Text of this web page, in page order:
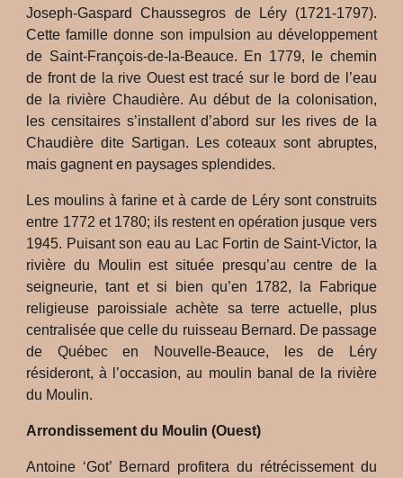
Joseph-Gaspard Chaussegros de Léry (1721-1797).
Cette famille donne son impulsion au développement
de Saint-François-de-la-Beauce. En 1779, le chemin
de front de la rive Ouest est tracé sur le bord de l’eau
de la rivière Chaudière. Au début de la colonisation,
les censitaires s’installent d’abord sur les rives de la
Chaudière dite Sartigan. Les coteaux sont abruptes,
mais gagnent en paysages splendides.
Les moulins à farine et à carde de Léry sont construits
entre 1772 et 1780; ils restent en opération jusque vers
1945. Puisant son eau au Lac Fortin de Saint-Victor, la
rivière du Moulin est située presqu’au centre de la
seigneurie, tant et si bien qu’en 1782, la Fabrique
religieuse paroissiale achète sa terre actuelle, plus
centralisée que celle du ruisseau Bernard. De passage
de Québec en Nouvelle-Beauce, les de Léry
résideront, à l’occasion, au moulin banal de la rivière
du Moulin.
Arrondissement du Moulin (Ouest)
Antoine ‘Got’ Bernard profitera du rétrécissement du